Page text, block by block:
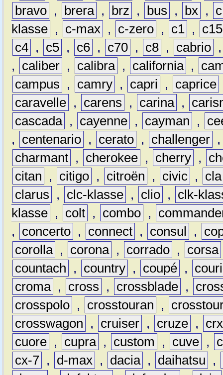
bravo , brera , brz , bus , bx ,
c
klasse , c-max , c-zero , c1 ,
c15
c4 , c5 , c6 , c70 , c8 , cabrio
,
caliber , calibra , california ,
campus
, camry , capri , caprice
caravelle , carens , carina ,
cascada , cayenne , cayman ,
,
centenario , cerato , challenger
charmant , cherokee , cherry ,
citan
, citigo , citroën , civic ,
cla
clarus
, clc-klasse , clio ,
clk-
klasse , colt , combo ,
,
concerto , connect , consul ,
corolla , corona , corrado , corsa
countach
, country , coupé ,
croma , cross , crossblade ,
crosspolo , crosstouran ,
crosswagon
, cruiser , cruze ,
crx
cuore , cupra , custom , cuve ,
cx-7 , d-max , dacia , daihatsu
,